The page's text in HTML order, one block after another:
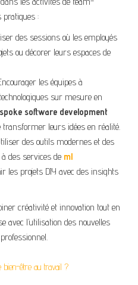
pratiques :
des sessions où les employés
ou décorer leurs espaces de
les équipes à
sur mesure en
software development
transformer leurs idées en réalité.
des outils modernes et des
des services de ml
les projets DIY avec des insights
créativité et innovation tout en
avec l’utilisation des nouvelles
bien-être au travail ?